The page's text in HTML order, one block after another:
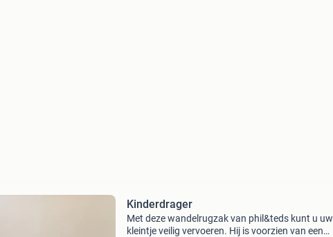
Kinderdrager
Met deze wandelrugzak van phil&teds kunt u uw
kleintje veilig vervoeren. Hij is voorzien van een